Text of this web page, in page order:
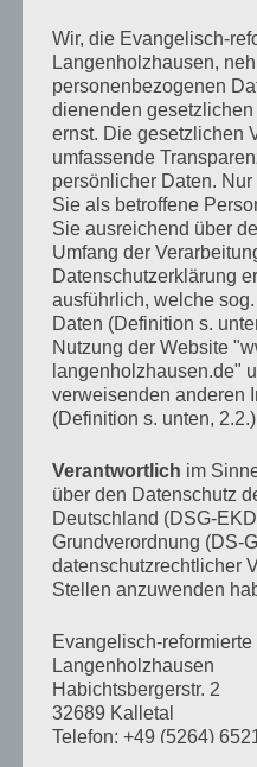
Verlag am Birnbach–
Mössingen
KALENDER
MoMontag
DiDienstag
Mi
2929.
Dezember
2025
●●
(2
Veranstaltungen)
30 30.
Dezember
2025
●
(1
Veranstaltung)
3131.
2025
●●●
(5
55.
Januar
2026
●●
(2
Veranstaltungen)
66.
Januar
2026
●
(1
Veranstaltung)
77.
Januar
2026
●●●
(5
1212.
Januar
●●
Veranstaltungen)
1313.
Januar
●
Veranstaltung)
1414.
●●●
Januar
2026
●●
(2
Veranstaltungen)
Januar
2026
●
(1
Veranstaltung)
2026
●●●
(5
2626.
Januar
2026
●●
(2
Veranstaltungen)
2727.
Januar
2026
●
(1
Veranstaltung)
2828.
2026
●●●
(5
TAGESLOSUNG
Wir, die Evangelisch-
Langenholzhausen,
personenbezogenen
dienenden
ernst. Die gesetzlichen
umfassende
persönlicher Daten.
Sie als betroffene
Sie ausreichend über
Umfang der
Datenschutzerklärung
ausführlich, welche
Daten (Definition s.
Nutzung der Website
langenholzhausen.de"
verweisenden anderen
(Definition s. unten,
Verantwortlich im
über den Datenschutz
Deutschland (DSG-
Grundverordnung (DS-
datenschutzrechtlicher
Stellen anzuwenden
Evangelisch-
Langenholzhausen
Habichtsbergerstr. 2
32689 Kalletal
Telefon: +49 (5264)